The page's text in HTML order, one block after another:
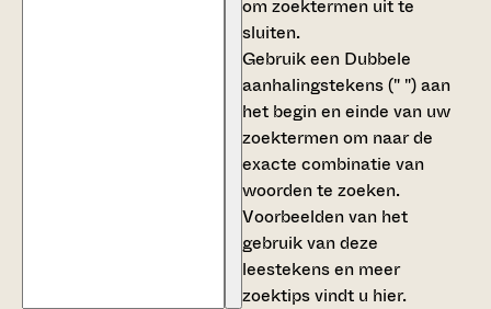
om zoektermen uit te
sluiten.
Gebruik een Dubbele
aanhalingstekens (" ")aan
het begin en einde van uw
zoektermen om naar de
exacte combinatie van
woorden te zoeken.
Voorbeelden van het
gebruik van deze
leestekens en meer
zoektips vindt u hier.